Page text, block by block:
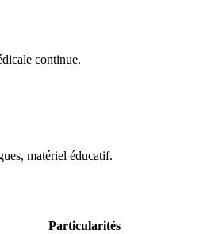
continue.
matériel éducatif.
Particularités